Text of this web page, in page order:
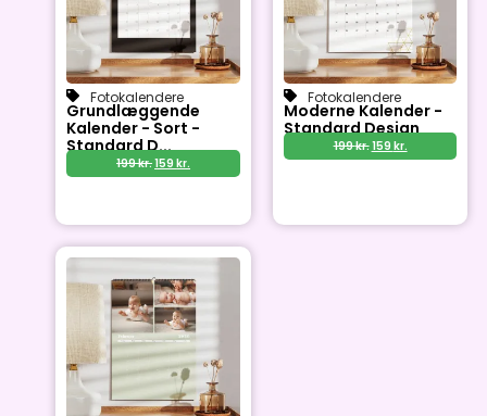
Fotokalendere
Grundlæggende
Kalender - Sort -
Standard D...
199kr.159kr.
Fotokalendere
Moderne Kalender -
Standard Design
199kr.159 kr.